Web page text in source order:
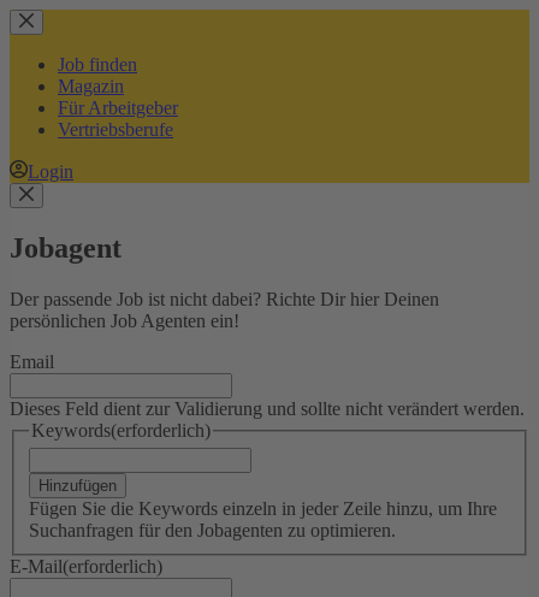
Zum
Inhalt
springenJob finden
Magazin
Für Arbeitgeber
Vertriebsberufe
Login
Jobagent
Der passende Job ist nicht dabei? Richte Dir hier Deinen
persönlichen Job Agenten ein!
Email
Dieses Feld dient zur Validierung und sollte nicht verändert werden.
Keywords(erforderlich)
Hinzufügen
Fügen Sie die Keywords einzeln in jeder Zeile hinzu, um Ihre
Suchanfragen für den Jobagenten zu optimieren.
E-Mail(erforderlich)